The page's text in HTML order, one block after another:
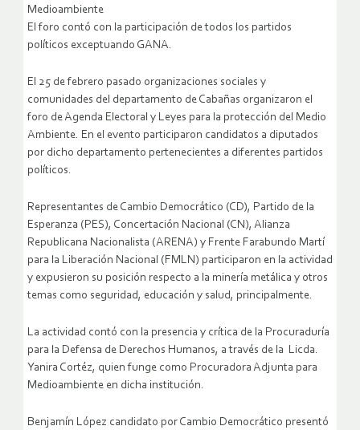
Medioambiente
El foro contó con la participación de todos los partidos
políticos exceptuando GANA.
El 25 de febrero pasado organizaciones sociales y
comunidades del departamento de Cabañas organizaron el
foro de Agenda Electoral y Leyes para la protección del Medio
Ambiente. En el evento participaron candidatos a diputados
por dicho departamento pertenecientes a diferentes partidos
políticos.
Representantes de Cambio Democrático (CD), Partido de la
Esperanza (PES), Concertación Nacional (CN), Alianza
Republicana Nacionalista (ARENA) y Frente Farabundo Martí
para la Liberación Nacional (FMLN) participaron en la actividad
y expusieron su posición respecto a la minería metálica y otros
temas como seguridad, educación y salud, principalmente.
La actividad contó con la presencia y crítica de la Procuraduría
para la Defensa de Derechos Humanos, a través de la Licda.
Yanira Cortéz, quien funge como Procuradora Adjunta para
Medioambiente en dicha institución.
Benjamín López candidato por Cambio Democrático presentó